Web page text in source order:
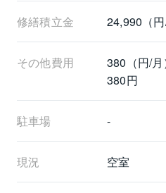
修繕積立金 24,990（円/
その他費用
380（円/
380円
駐車場 -
現況 空室